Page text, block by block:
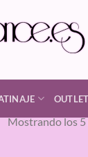
OUTLET
Mostrando los